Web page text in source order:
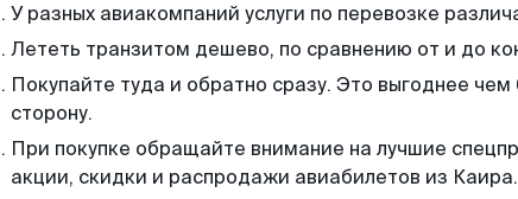
У разных авиакомпаний услуги по перевозке
Лететь транзитом дешево, по сравнению от и до
Покупайте туда и обратно сразу. Это выгоднее
сторону.
При покупке обращайте внимание на лучшие
акции, скидки и распродажи авиабилетов из Каира.